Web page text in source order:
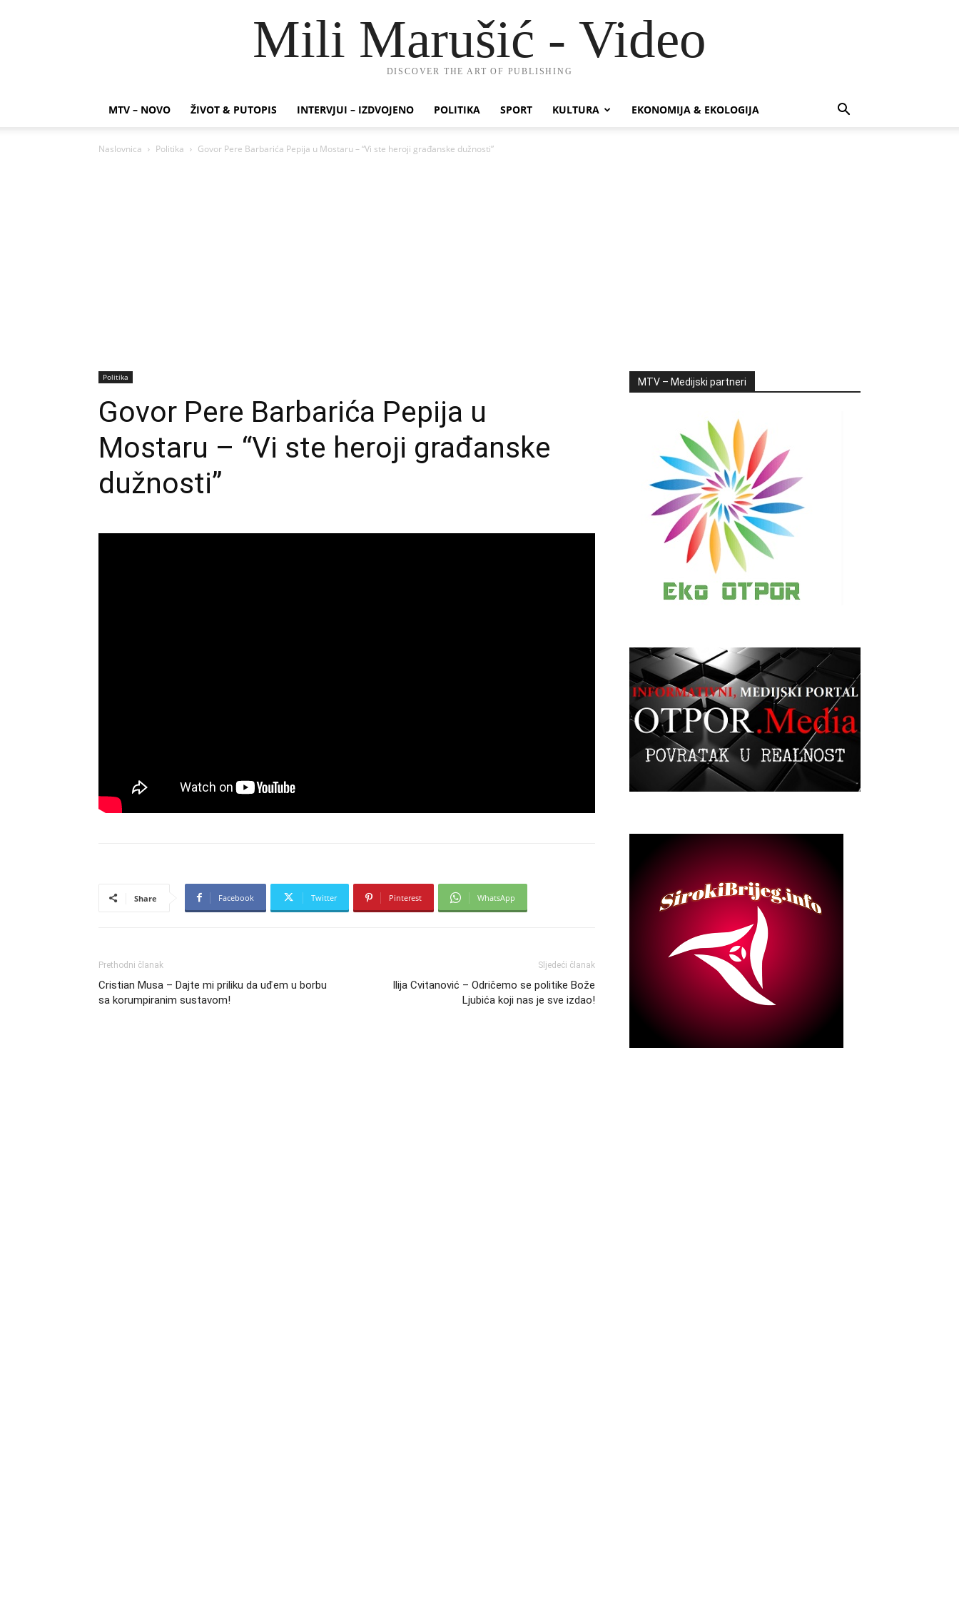
Mili Marušić - Video
DISCOVER THE ART OF PUBLISHING
MTV – NOVO ŽIVOT & PUTOPIS INTERVJUI – IZDVOJENO POLITIKA SPORT KULTURA EKONOMIJA & EKOLOGIJA
Naslovnica Politika Govor Pere Barbarića Pepija u Mostaru – “Vi ste heroji građanske dužnosti”
Politika
Govor Pere Barbarića Pepija u
Mostaru – “Vi ste heroji građanske
dužnosti”
Share Facebook Twitter Pinterest WhatsApp
Prethodni članak
Cristian Musa – Dajte mi priliku da uđem u borbu
sa korumpiranim sustavom!
Sljedeći članak
Ilija Cvitanović – Odričemo se politike Bože
Ljubića koji nas je sve izdao!
MTV – Medijski partneri